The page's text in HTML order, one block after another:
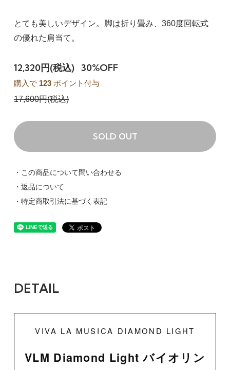
とても美しいデザイン。脚は折り畳み、360度回転式
の優れた肩当て。
12,320円(税込) 30%OFF
購入で 123ポイント付与
17,600円(税込)
SOLD OUT
・この商品について問い合わせる
・返品について
・特定商取引法に基づく表記
DETAIL
VIVA LA MUSICA DIAMOND LIGHT
VLM Diamond Light バイオリン